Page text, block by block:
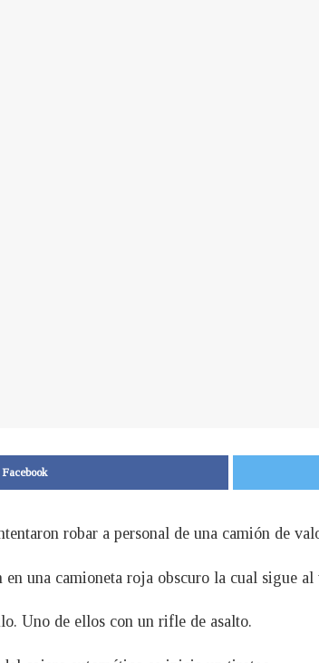
robar a personal de una camión de
una camioneta roja obscuro la cual sigue
Uno de ellos con un rifle de asalto.